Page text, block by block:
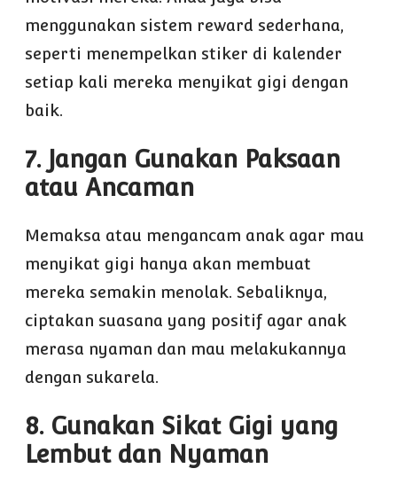
menggunakan sistem reward sederhana,
seperti menempelkan stiker di kalender
setiap kali mereka menyikat gigi dengan
baik.
7. Jangan Gunakan Paksaan
atau Ancaman
Memaksa atau mengancam anak agar mau
menyikat gigi hanya akan membuat
mereka semakin menolak. Sebaliknya,
ciptakan suasana yang positif agar anak
merasa nyaman dan mau melakukannya
dengan sukarela.
8. Gunakan Sikat Gigi yang
Lembut dan Nyaman